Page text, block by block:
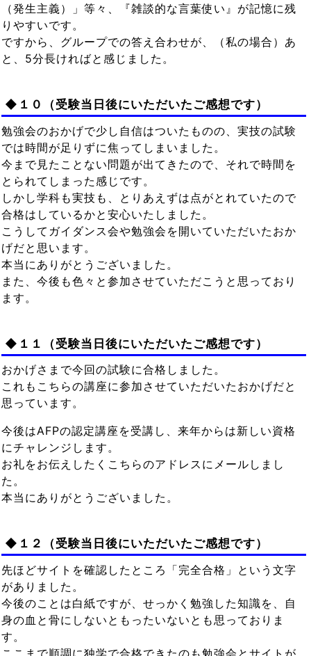
（発生主義）」等々、『雑談的な言葉使い』が記憶に残
りやすいです。
ですから、グループでの答え合わせが、（私の場合）あ
と、5分長ければと感じました。
◆１０（受験当日後にいただいたご感想です）
勉強会のおかげで少し自信はついたものの、実技の試験
では時間が足りずに焦ってしまいました。
今まで見たことない問題が出てきたので、それで時間を
とられてしまった感じです。
しかし学科も実技も、とりあえずは点がとれていたので
合格はしているかと安心いたしました。
こうしてガイダンス会や勉強会を開いていただいたおか
げだと思います。
本当にありがとうございました。
また、今後も色々と参加させていただこうと思っており
ます。
◆１１（受験当日後にいただいたご感想です）
おかげさまで今回の試験に合格しました。
これもこちらの講座に参加させていただいたおかげだと
思っています。
今後はAFPの認定講座を受講し、来年からは新しい資格
にチャレンジします。
お礼をお伝えしたくこちらのアドレスにメールしまし
た。
本当にありがとうございました。
◆１２（受験当日後にいただいたご感想です）
先ほどサイトを確認したところ「完全合格」という文字
がありました。
今後のことは白紙ですが、せっかく勉強した知識を、自
身の血と骨にしないともったいないとも思っておりま
す。
ここまで順調に独学で合格できたのも勉強会とサイトが